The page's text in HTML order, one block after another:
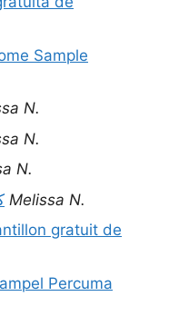
Sample
N.
N.
N.
Melissa N.
gratuit de
Percuma